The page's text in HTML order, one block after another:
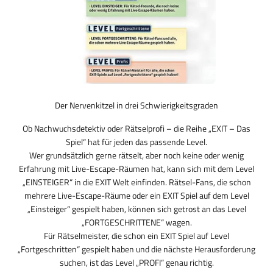
Der Nervenkitzel in drei Schwierigkeitsgraden
Ob Nachwuchsdetektiv oder Rätselprofi – die Reihe „EXIT – Das
Spiel“ hat für jeden das passende Level.
Wer grundsätzlich gerne rätselt, aber noch keine oder wenig
Erfahrung mit Live-Escape-Räumen hat, kann sich mit dem Level
„EINSTEIGER“ in die EXIT Welt einfinden. Rätsel-Fans, die schon
mehrere Live-Escape-Räume oder ein EXIT Spiel auf dem Level
„Einsteiger“ gespielt haben, können sich getrost an das Level
„FORTGESCHRITTENE“ wagen.
Für Rätselmeister, die schon ein EXIT Spiel auf Level
„Fortgeschritten“ gespielt haben und die nächste Herausforderung
suchen, ist das Level „PROFI“ genau richtig.